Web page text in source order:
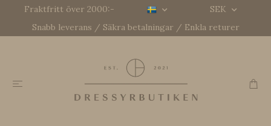
Fraktfritt över 2000:-
SEK
Snabb leverans / Säkra betalningar / Enkla returer